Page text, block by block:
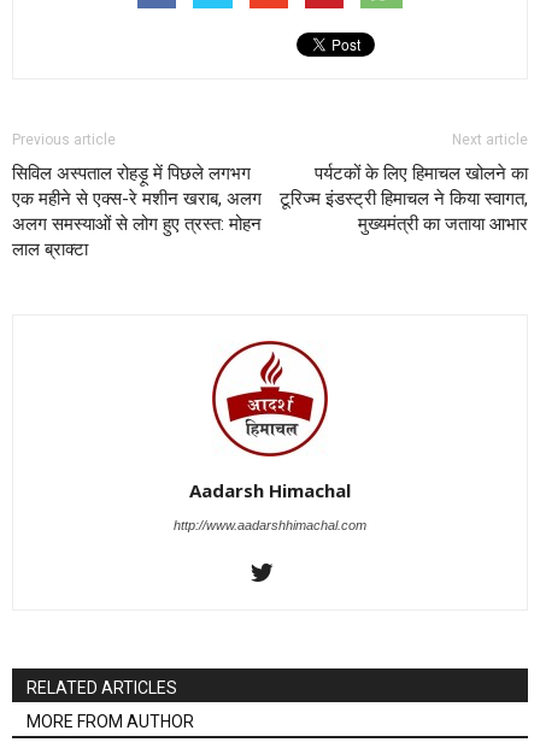
Previous article
सिविल अस्पताल रोहड़ू में पिछले लगभग
एक महीने से एक्स-रे मशीन खराब, अलग
अलग समस्याओं से लोग हुए त्रस्त: मोहन
लाल ब्राक्टा
Next article
पर्यटकों के लिए हिमाचल खोलने का
टूरिज्म इंडस्ट्री हिमाचल ने किया स्वागत,
मुख्यमंत्री का जताया आभार
Aadarsh Himachal
http://www.aadarshhimachal.com
RELATED ARTICLES
MORE FROM AUTHOR